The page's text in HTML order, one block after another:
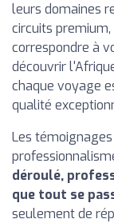
leurs domaines
circuits
correspondre à
découvrir
chaque voyage
qualité
Les
déroulé,
que tout se
seulement de